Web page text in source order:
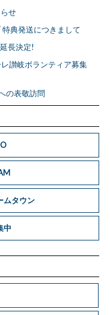
ムタウン
中
せ
典発送につきまして
長決定!
讃岐ボランティア募集
の表敬訪問